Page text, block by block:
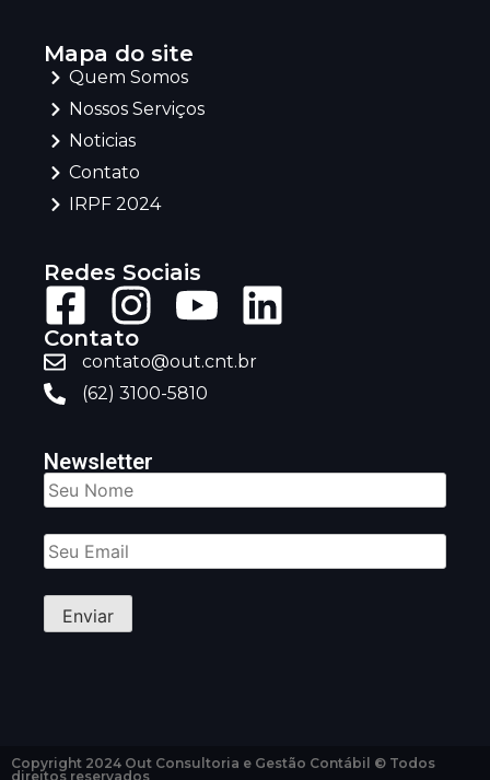
Mapa do site
Quem Somos
Nossos Serviços
Noticias
Contato
IRPF 2024
Redes Sociais
Contato
contato@out.cnt.br
(62) 3100-5810
Newsletter
Copyright 2024 Out Consultoria e Gestão Contábil © Todos
direitos reservados